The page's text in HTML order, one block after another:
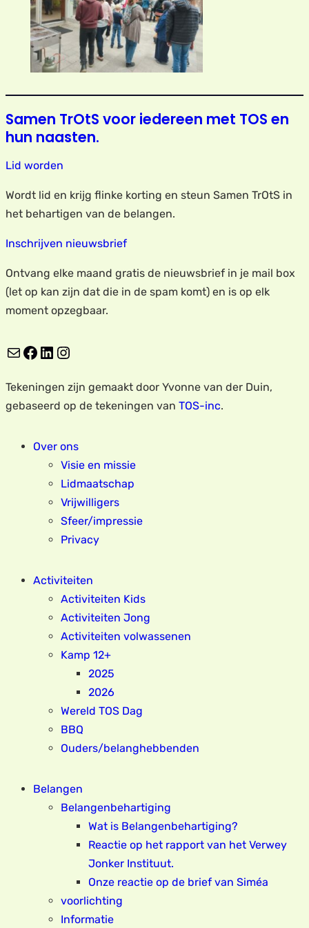
Samen TrOtS voor iedereen met TOS en
hun naasten.
Lid worden
Wordt lid en krijg flinke korting en steun Samen TrOtS in
het behartigen van de belangen.
Inschrijven nieuwsbrief
Ontvang elke maand gratis de nieuwsbrief in je mail box
(let op kan zijn dat die in de spam komt) en is op elk
moment opzegbaar.
E-mail Facebook LinkedIn Instagram
Tekeningen zijn gemaakt door Yvonne van der Duin,
gebaseerd op de tekeningen van TOS-inc.
Over ons
Visie en missie
Lidmaatschap
Vrijwilligers
Sfeer/impressie
Privacy
Activiteiten
Activiteiten Kids
Activiteiten Jong
Activiteiten volwassenen
Kamp 12+
2025
2026
Wereld TOS Dag
BBQ
Ouders/belanghebbenden
Belangen
Belangenbehartiging
Wat is Belangenbehartiging?
Reactie op het rapport van het Verwey
Jonker Instituut.
Onze reactie op de brief van Siméa
voorlichting
Informatie